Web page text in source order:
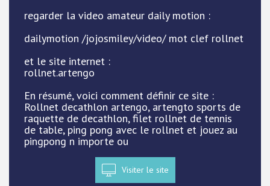
regarder la video amateur daily motion :
dailymotion /jojosmiley/video/ mot clef rollnet
et le site internet :
rollnet.artengo
En résumé, voici comment définir ce site :
Rollnet decathlon artengo, artengto sports de
raquette de decathlon, filet rollnet de tennis
de table, ping pong avec le rollnet et jouez au
pingpong n importe ou
Visiter le site